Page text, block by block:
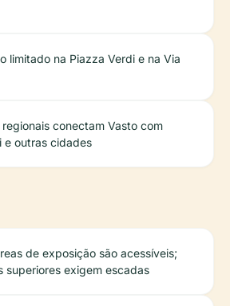
limitado na Piazza Verdi e na Via
conectam Vasto com
e outras cidades
de exposição são acessíveis;
superiores exigem escadas